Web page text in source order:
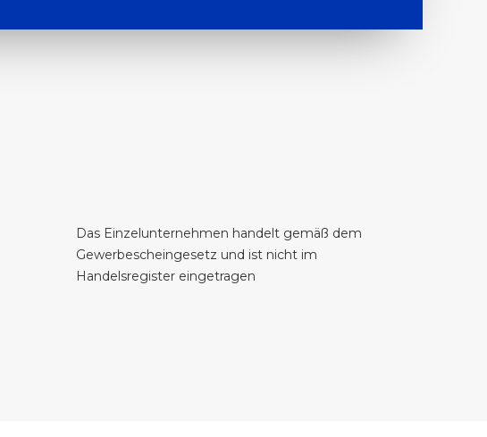
Das Einzelunternehmen handelt gemäß dem
Gewerbescheingesetz und ist nicht im
Handelsregister eingetragen